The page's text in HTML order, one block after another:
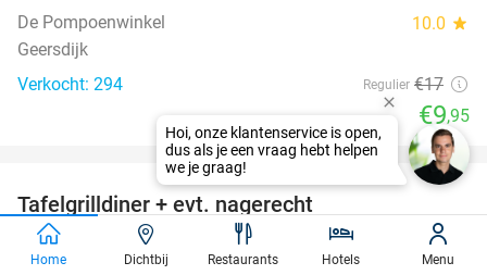
De Pompoenwinkel 10.0 star
Geersdijk
Verkocht: 294
Regulier €17
€9,95
36%
favorite_border
Tafelgrilldiner + evt. nagerecht
Paviljoen Stormvogel 10.0
Oostvoorne
Home Dichtbij Restaurants Hotels Menu